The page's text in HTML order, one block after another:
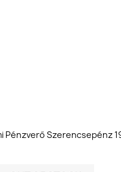
Pénzverő Szerencsepénz